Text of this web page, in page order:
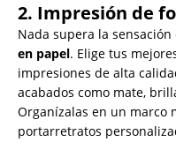
2. Impresión de
Nada supera la
en papel. Elige tus
impresiones de alta
acabados como mate,
Organízalas en un marco
portarretratos